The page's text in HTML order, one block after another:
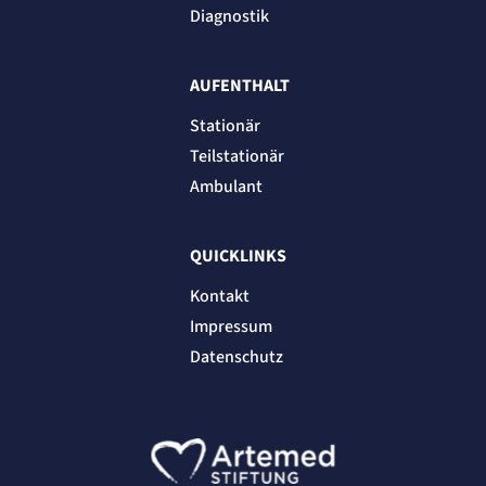
Diagnostik
AUFENTHALT
Stationär
Teilstationär
Ambulant
QUICKLINKS
Kontakt
Impressum
Datenschutz